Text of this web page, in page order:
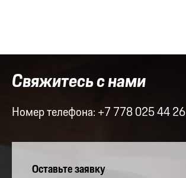
Свяжитесь с нами
Номер телефона: +7 778 025 44 26
Оставьте заявку